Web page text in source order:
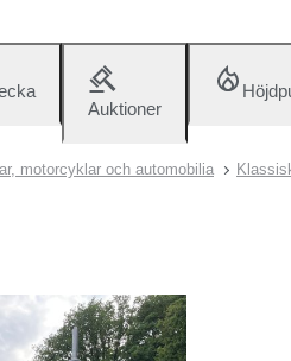
Auktioner
motorcyklar och automobilia